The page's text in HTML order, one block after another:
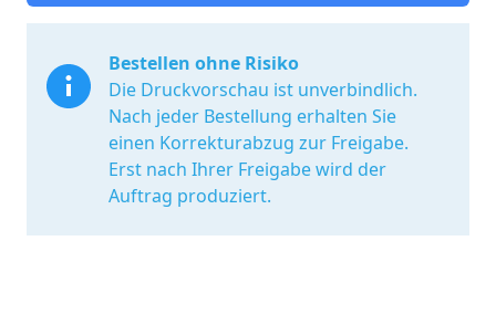
Bestellen ohne Risiko
Die Druckvorschau ist unverbindlich.
Nach jeder Bestellung erhalten Sie
einen Korrekturabzug zur Freigabe.
Erst nach Ihrer Freigabe wird der
Auftrag produziert.